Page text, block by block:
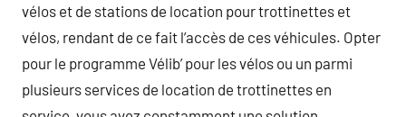
vélos et de stations de location pour trottinettes et
vélos, rendant de ce fait l’accès de ces véhicules. Opter
pour le programme Vélib’ pour les vélos ou un parmi
plusieurs services de location de trottinettes en